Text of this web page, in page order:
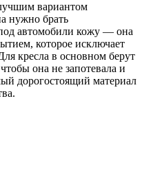
вариантом
нужно брать
автомобили кожу — она
которое исключает
кресла в основном берут
она не запотевала и
дорогостоящий материал